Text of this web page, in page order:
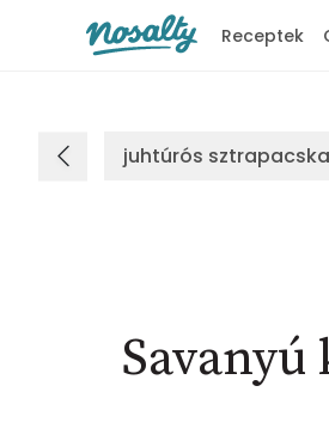
Receptek
juhtúrós sztrapacska